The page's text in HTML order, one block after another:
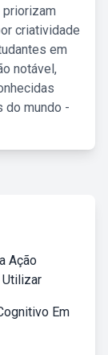
criatividade
em
notável,
do mundo -
Ação
Utilizar
Em